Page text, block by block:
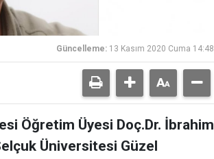
Güncelleme: 13 Kasım 2020 Cuma 14:48
Öğretim Üyesi Doç.Dr. İbrahim
Üniversitesi Güzel